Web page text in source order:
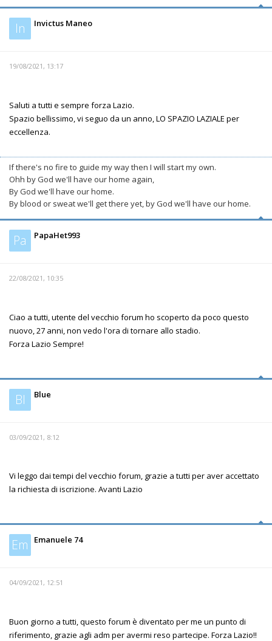
In Invictus Maneo
19/08/2021, 13:17
Saluti a tutti e sempre forza Lazio.
Spazio bellissimo, vi seguo da un anno, LO SPAZIO LAZIALE per
eccellenza.
If there's no fire to guide my way then I will start my own.
Ohh by God we'll have our home again,
By God we'll have our home.
By blood or sweat we'll get there yet, by God we'll have our home.
Pa PapaHet993
22/08/2021, 10:35
Ciao a tutti, utente del vecchio forum ho scoperto da poco questo
nuovo, 27 anni, non vedo l'ora di tornare allo stadio.
Forza Lazio Sempre!
Bl Blue
03/09/2021, 8:12
Vi leggo dai tempi del vecchio forum, grazie a tutti per aver accettato
la richiesta di iscrizione. Avanti Lazio
Em Emanuele 74
04/09/2021, 12:51
Buon giorno a tutti, questo forum è diventato per me un punto di
riferimento, grazie agli adm per avermi reso partecipe. Forza Lazio!!